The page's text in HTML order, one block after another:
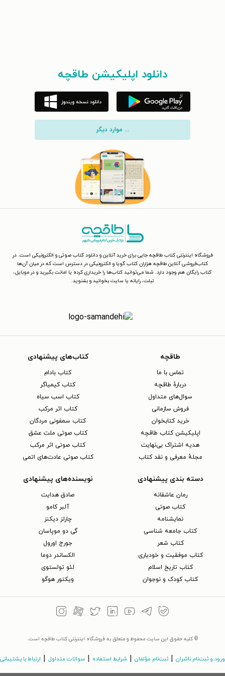
دانلود اپلیکیشن طاقچه
... موارد دیگر
فروشگاه اینترنتی کتاب طاقچه جایی برای خرید آنلاین و دانلود کتاب صوتی و الکترونیکی است. در
کتاب‌فروشی آنلاین طاقچه هزاران کتاب گویا و الکترونیکی در دسترس است که در میان آن‌ها
کتاب رایگان هم وجود دارد. شما می‌توانید کتاب‌ها را خریداری کرده یا امانت بگیرید و در موبایل،
تبلت، رایانه یا سایت بخوانید و بشنوید.
طاقچه
تماس با ما
دربارهٔ طاقچه
سوال‌های متداول
فروش سازمانی
خرید کتابخوان
اپلیکیشن کتاب طاقچه
هدیه اشتراک بی‌نهایت
مجلهٔ معرفی و نقد کتاب
کتاب‌های پیشنهادی
کتاب بادام
کتاب کیمیاگر
کتاب اسب سیاه
کتاب اثر مرکب
کتاب سمفونی مردگان
کتاب صوتی ملت عشق
کتاب صوتی اثر مرکب
کتاب صوتی عادت‌های اتمی
دسته بندی پیشنهادی
رمان عاشقانه
کتاب‌ صوتی
نمایشنامه
کتاب جامعه شناسی
کتاب شعر
کتاب موفقیت و خودیاری
کتاب تاریخ اسلام
کتاب کودک و نوجوان
نویسنده‌های پیشنهادی
صادق هدایت
آلبر کامو
چارلز دیکنز
گی دو موپاسان
جورج اورول
الکساندر دوما
لئو تولستوی
ویکتور هوگو
© کلیه حقوق این سایت محفوظ و متعلق به فروشگاه اینترنتی کتاب طاقچه است.
ورود و ثبت‌نام ناشران | ثبت‌نام مؤلفان | شرایط استفاده | سوالات متداول | ارتباط با پشتیبانی